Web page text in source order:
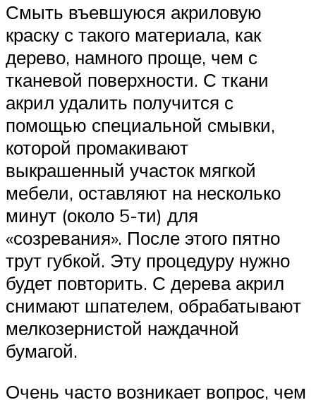
Смыть въевшуюся акриловую
краску с такого материала, как
дерево, намного проще, чем с
тканевой поверхности. С ткани
акрил удалить получится с
помощью специальной смывки,
которой промакивают
выкрашенный участок мягкой
мебели, оставляют на несколько
минут (около 5-ти) для
«созревания». После этого пятно
трут губкой. Эту процедуру нужно
будет повторить. С дерева акрил
снимают шпателем, обрабатывают
мелкозернистой наждачной
бумагой.
Очень часто возникает вопрос, чем